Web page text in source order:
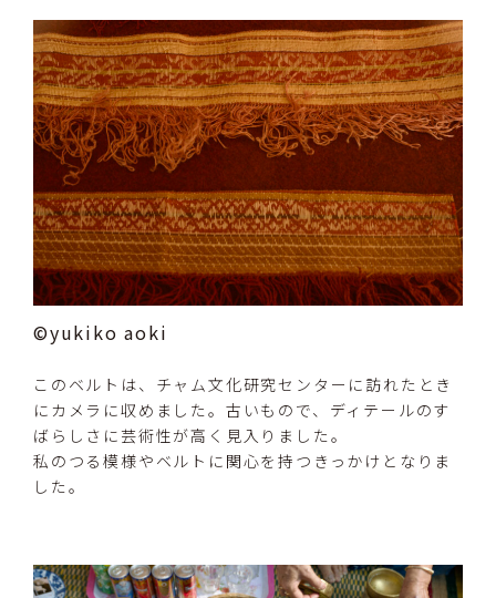
©yukiko aoki
このベルトは、チャム文化研究センターに訪れたとき
にカメラに収めました。古いもので、ディテールのす
ばらしさに芸術性が高く見入りました。
私のつる模様やベルトに関心を持つきっかけとなりま
した。